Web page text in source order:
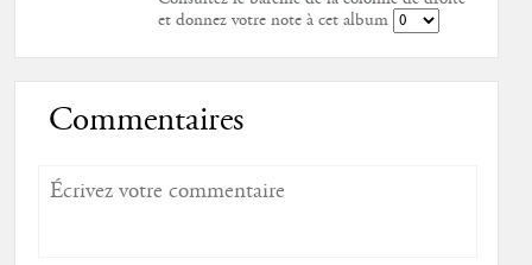
et donnez votre note à cet album
Commentaires